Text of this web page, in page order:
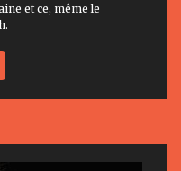
et ce, même le